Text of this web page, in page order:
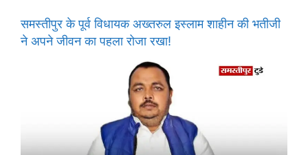
समस्तीपुर के पूर्व विधायक अख्तरुल इस्लाम शाहीन की भतीजी
ने अपने जीवन का पहला रोजा रखा!